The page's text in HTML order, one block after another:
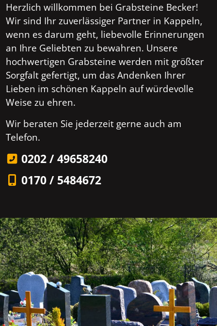
Herzlich willkommen bei Grabsteine Becker!
Wir sind Ihr zuverlässiger Partner in Kappeln,
wenn es darum geht, liebevolle Erinnerungen
an Ihre Geliebten zu bewahren. Unsere
hochwertigen Grabsteine werden mit größter
Sorgfalt gefertigt, um das Andenken Ihrer
Lieben im schönen Kappeln auf würdevolle
Weise zu ehren.
Wir beraten Sie jederzeit gerne auch am
Telefon.
0202 / 49658240
0170 / 5484672